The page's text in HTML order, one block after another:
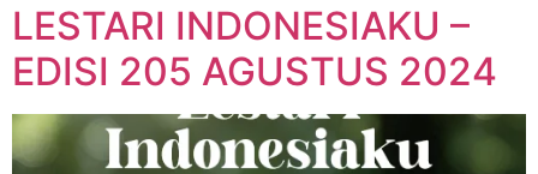
LESTARI INDONESIAKU –
EDISI 205 AGUSTUS 2024